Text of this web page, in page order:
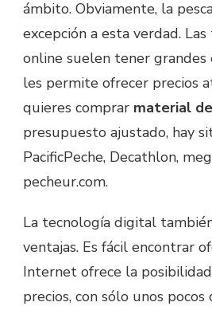
ámbito. Obviamente, la
excepción a esta verdad.
online suelen tener grandes
les permite ofrecer precios
quieres comprar material
presupuesto ajustado, hay
PacificPeche, Decathlon,
pecheur.com.
La tecnología digital
ventajas. Es fácil encontrar
Internet ofrece la
precios, con sólo unos